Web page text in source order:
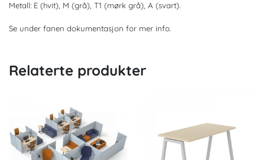
Metall: E (hvit), M (grå), T1 (mørk grå), A (svart).
Se under fanen dokumentasjon for mer info.
Relaterte produkter